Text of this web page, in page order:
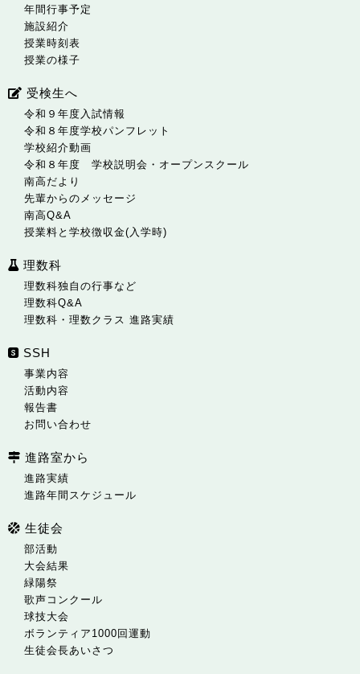
年間行事予定
施設紹介
授業時刻表
授業の様子
受検生へ
令和９年度入試情報
令和８年度学校パンフレット
学校紹介動画
令和８年度 学校説明会・オープンスクール
南高だより
先輩からのメッセージ
南高Q&A
授業料と学校徴収金(入学時)
理数科
理数科独自の行事など
理数科Q&A
理数科・理数クラス 進路実績
SSH
事業内容
活動内容
報告書
お問い合わせ
進路室から
進路実績
進路年間スケジュール
生徒会
部活動
大会結果
緑陽祭
歌声コンクール
球技大会
ボランティア1000回運動
生徒会長あいさつ